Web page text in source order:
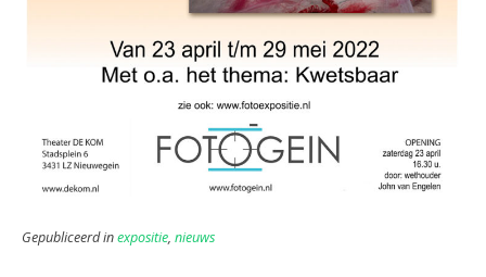
Gepubliceerd inexpositie, nieuws